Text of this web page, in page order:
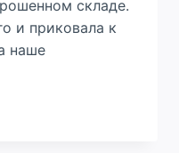
складе.
и приковала к
наше